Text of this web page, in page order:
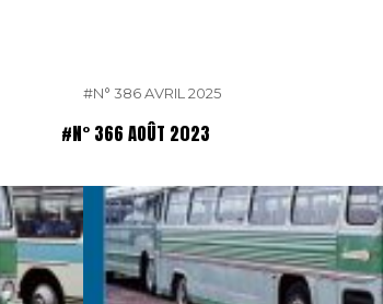
#N° 386 AVRIL 2025
#N° 366 AOÛT 2023